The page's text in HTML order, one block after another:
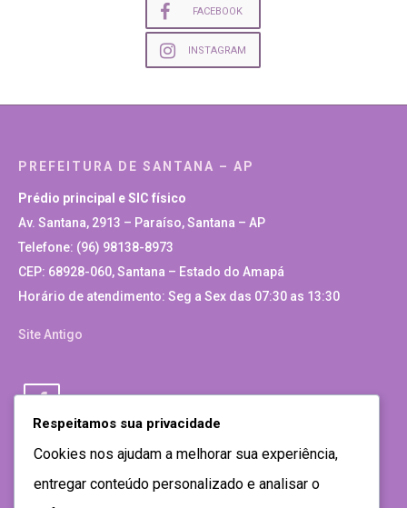
FACEBOOK
INSTAGRAM
PREFEITURA DE SANTANA – AP
Prédio principal e SIC físico
Av. Santana, 2913 – Paraíso, Santana – AP
Telefone: (96) 98138-8973
CEP: 68928-060, Santana – Estado do Amapá
Horário de atendimento: Seg a Sex das 07:30 as 13:30
Site Antigo
Respeitamos sua privacidade
Cookies nos ajudam a melhorar sua experiência,
entregar conteúdo personalizado e analisar o